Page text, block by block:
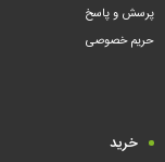
پرسش و پاسخ
حریم خصوصی
خرید